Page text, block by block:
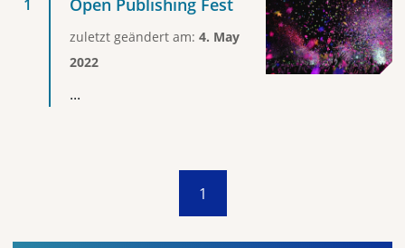
Open Publishing Fest
zuletzt geändert am: 4. May
2022
...
1